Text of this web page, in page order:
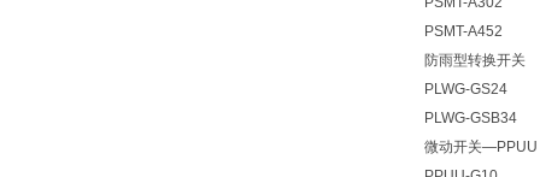
PSMT-A452
防雨型转换开关
PLWG-GS24
PLWG-GSB34
微动开关—PPUU